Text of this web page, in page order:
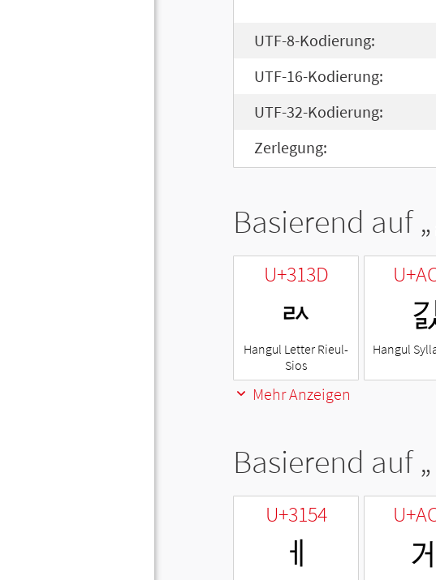
UTF-8-Kodierung:
UTF-16-Kodierung:
UTF-32-Kodierung:
Zerlegung:
Basierend auf „
U+313D
ㄽ
Hangul Letter Rieul-
Sios
Hangul
Mehr Anzeigen
Basierend auf „
U+3154
ㅔ